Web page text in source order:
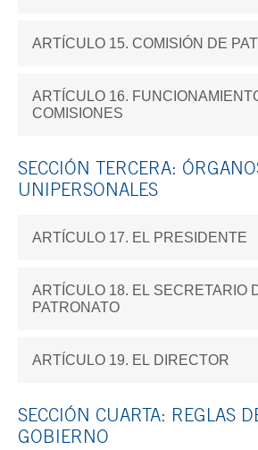
ARTÍCULO 15. COMISIÓN DE
ARTÍCULO 16.
COMISIONES
SECCIÓN TERCERA:
UNIPERSONALES
ARTÍCULO 17. EL PRESIDENTE
ARTÍCULO 18. EL SECRETARIO
PATRONATO
ARTÍCULO 19. EL DIRECTOR
SECCIÓN CUARTA: REGLAS
GOBIERNO